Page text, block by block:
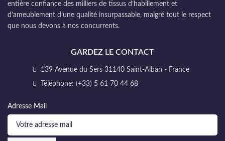
entière confiance des milliers de tissus d’habillement et
d’ameublement d’une qualité insurpassable, malgré tout le respect
que nous devons à nos concurrents.
GARDEZ LE CONTACT
139 Avenue du Sers 31140 Saint-Alban - France
Téléphone: (+33) 5 61 70 44 68
Adresse Mail